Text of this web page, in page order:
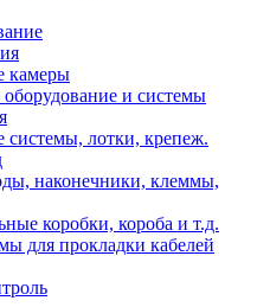
камеры
оборудование и системы
системы, лотки, крепеж.
наконечники, клеммы,
коробки, короба и т.д.
для прокладки кабелей